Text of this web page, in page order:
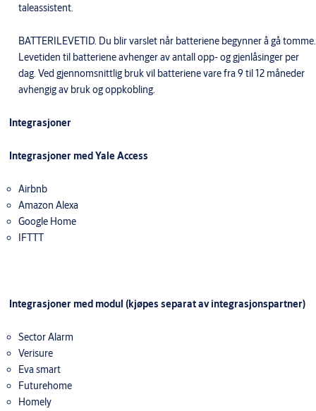
taleassistent.
BATTERILEVETID. Du blir varslet når batteriene begynner å gå tomme.
Levetiden til batteriene avhenger av antall opp- og gjenlåsinger per
dag. Ved gjennomsnittlig bruk vil batteriene vare fra 9 til 12 måneder
avhengig av bruk og oppkobling.
Integrasjoner
Integrasjoner med Yale Access
Airbnb
Amazon Alexa
Google Home
IFTTT
Integrasjoner med modul (kjøpes separat av integrasjonspartner)
Sector Alarm
Verisure
Eva smart
Futurehome
Homely